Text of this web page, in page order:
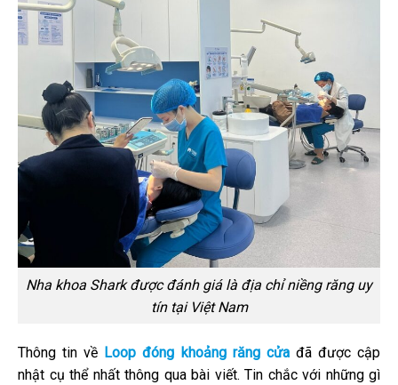
Nha khoa Shark được đánh giá là địa chỉ niềng răng uy
tín tại Việt Nam
Thông tin về Loop đóng khoảng răng cửađã được cập
nhật cụ thể nhất thông qua bài viết. Tin chắc với những gì